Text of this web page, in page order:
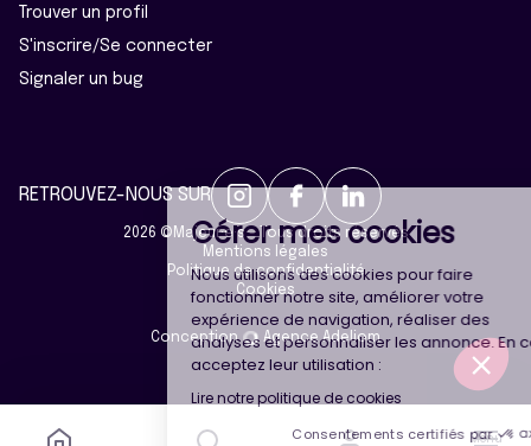
Menu
Trouver un profil
S'inscrire/Se connecter
Signaler un bug
RETROUVEZ-NOUS SUR
2026 ©Majeur·e·s - Tous droits réservés
Mentions légales
Politique de confidentialité
Cookies
Conception Agence Adeliom
Gérer mes cookies
Nous utilisons des cookies pour faire
fonctionner notre site, améliorer votre
expérience de navigation, réaliser des
analyses et personnaliser les annonce. En continuant, vous
acceptez leur utilisation :
Lire notre politique de cookies
Consentements certifiés par